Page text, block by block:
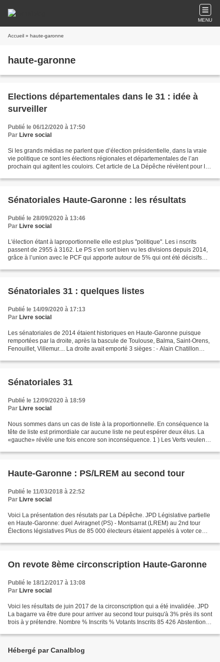
MENU
Accueil » haute-garonne
haute-garonne
Elections départementales dans le 31 : idée à
surveiller
Publié le 06/12/2020 à 17:50
Par Livre social
Si les grands médias ne parlent que d’élection présidentielle, dans la vraie
vie politique ce sont les élections régionales et départementales de l’an
prochain qui agitent les couloirs. Cet article de La Dépêche révèlent pour la
Sénatoriales Haute-Garonne : les résultats
Publié le 28/09/2020 à 13:46
Par Livre social
L'élection étant à laproportionnelle elle est plus "politique". Les i nscrits
passent de 2955 à 3162. Le PS s’en sort bien vu les divisions depuis 2014,
grâce à l’union avec le PCF qui apporte autour de 5% qui ont été décisifs
Sénatoriales 31 : quelques listes
Publié le 14/09/2020 à 17:13
Par Livre social
Les sénatoriales de 2014 étaient historiques en Haute-Garonne puisque
remportées par la droite, après la bascule de Toulouse, Balma, Saint-Orens,
Fenouillet, Villemur.... La droite avait emporté 3 sièges : - Alain Chatillon
Sénatoriales 31
Publié le 12/09/2020 à 18:59
Par Livre social
Nous sommes dans un cas de liste à la proportionnelle. En conséquence la
tête de liste est primordiale car aucune liste ne peut espérer deux élus. La
«gauche» révèle une fois encore son inconséquence. 1 ) Les Verts veulent
Haute-Garonne : PS/LREM au second tour
Publié le 11/03/2018 à 22:52
Par Livre social
Voici La présentation des résutats par La Dépêche. JPD Législative partielle
en Haute-Garonne: duel Aviragnet (PS) - Montsarrat (LREM) au 2nd tour
Élections législatives Plus de 85 000 électeurs étaient appelés à voter ce
On revote 8ème circonscription Haute-Garonne
Publié le 18/12/2017 à 13:08
Par Livre social
Voici les résultats de juin 2017 de la circonscription qui a été invalidée. JPD
La bagarre va être dure pour arriver au second tour puisqu'à 3% près ils sont
trois à y prétendre. Nombre % Inscrits % Votants Inscrits 85 426 Abstentions
Hébergé par Canalblog